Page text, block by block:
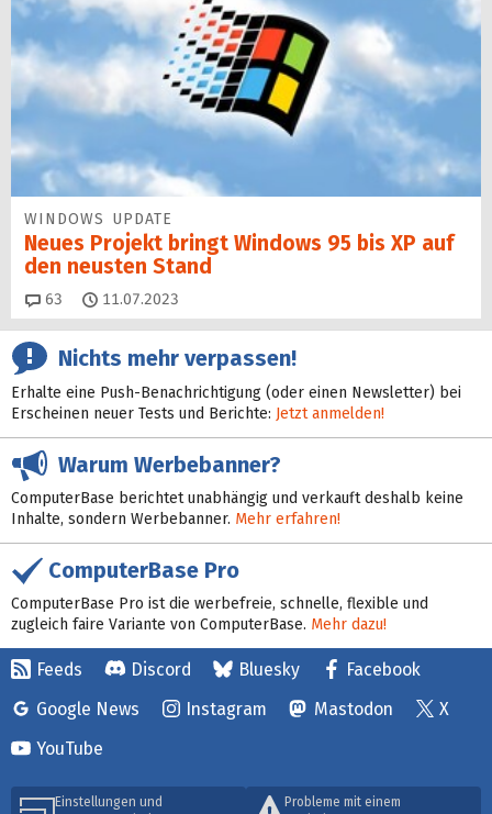
WINDOWS UPDATE
Neues Projekt bringt Windows 95 bis XP auf
den neusten Stand
63 Kommentare
11.07.2023
Nichts mehr verpassen!
Erhalte eine Push-Benachrichtigung (oder einen Newsletter) bei
Erscheinen neuer Tests und Berichte: Jetzt anmelden!
Warum Werbebanner?
ComputerBase berichtet unabhängig und verkauft deshalb keine
Inhalte, sondern Werbebanner. Mehr erfahren!
ComputerBase Pro
ComputerBase Pro ist die werbefreie, schnelle, flexible und
zugleich faire Variante von ComputerBase. Mehr dazu!
Feeds Discord Bluesky
Facebook
Google News
Instagram Mastodon
X
YouTube
Einstellungen und
Probleme mit einem